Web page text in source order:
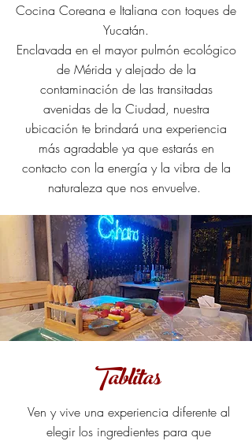
Cocina Coreana e Italiana con toques de
Yucatán.
Enclavada en el mayor pulmón ecológico
de Mérida y alejado de la
contaminación de las transitadas
avenidas de la Ciudad, nuestra
ubicación te brindará una experiencia
más agradable ya que estarás en
contacto con la energía y la vibra de la
naturaleza que nos envuelve.
Tablitas
Ven y vive una experiencia diferente al
elegir los ingredientes para que